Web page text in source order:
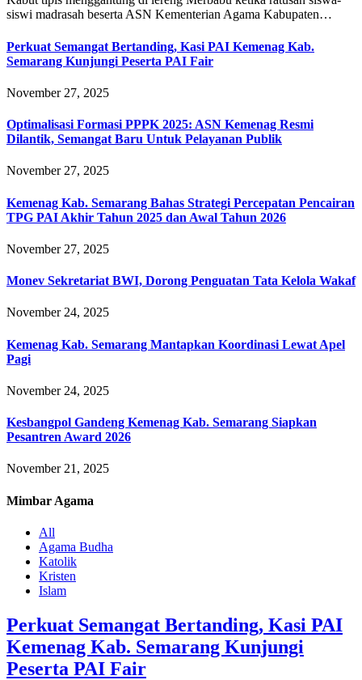
siswi madrasah beserta ASN Kementerian Agama Kabupaten…
Perkuat Semangat Bertanding, Kasi PAI Kemenag Kab.
Semarang Kunjungi Peserta PAI Fair
November 27, 2025
Optimalisasi Formasi PPPK 2025: ASN Kemenag Resmi
Dilantik, Semangat Baru Untuk Pelayanan Publik
November 27, 2025
Kemenag Kab. Semarang Bahas Strategi Percepatan Pencairan
TPG PAI Akhir Tahun 2025 dan Awal Tahun 2026
November 27, 2025
Monev Sekretariat BWI, Dorong Penguatan Tata Kelola Wakaf
November 24, 2025
Kemenag Kab. Semarang Mantapkan Koordinasi Lewat Apel
Pagi
November 24, 2025
Kesbangpol Gandeng Kemenag Kab. Semarang Siapkan
Pesantren Award 2026
November 21, 2025
Mimbar Agama
All
Agama Budha
Katolik
Kristen
Islam
Perkuat Semangat Bertanding, Kasi PAI
Kemenag Kab. Semarang Kunjungi
Peserta PAI Fair